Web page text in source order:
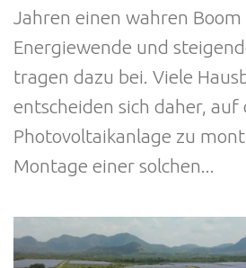
Jahren einen wahren
Energiewende und
tragen dazu bei. Viele
entscheiden sich daher, auf
Photovoltaikanlage zu
Montage einer solchen...